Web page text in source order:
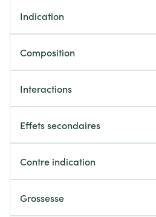
Indication
Composition
Interactions
Effets secondaires
Contre indication
Grossesse